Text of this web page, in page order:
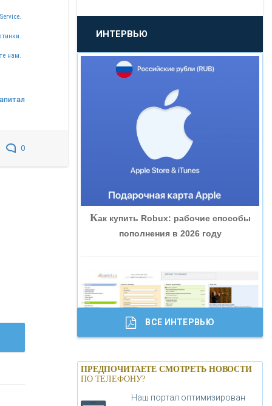
нам.
0
«ПРОМСВЯЗЬБАНК»
«НОВИКОМБАНК»
«СМП БАНК»
«ВНЕШПРОМБАНК»
«БАНК ГЛОБЭКС»
«ТРАСТ»
«ГАЗПРОМБАНК»
«МОСКОВСКИЙ КРЕДИТНЫЙ
БАНК»
ИНТЕРВЬЮ
Как купить Robux: рабочие способы
пополнения в 2026 году
Банки.ру обновил логотип впервые за
19 лет - «Лента новостей»
ВСЕ ИНТЕРВЬЮ
ПРЕДПОЧИТАЕТЕ СМОТРЕТЬ НОВОСТИ
ПО ТЕЛЕФОНУ?
Наш портал оптимизирован